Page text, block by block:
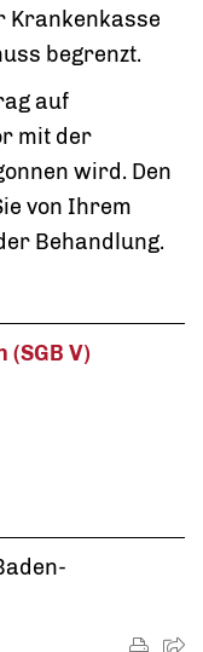
Krankenkasse
begrenzt.
auf
mit der
wird. Den
von Ihrem
Behandlung.
V)